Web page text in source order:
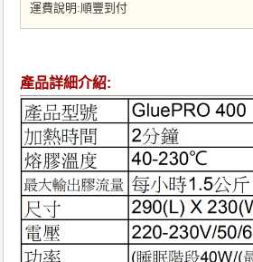
運費說明:順豐到付
產品詳細介紹: